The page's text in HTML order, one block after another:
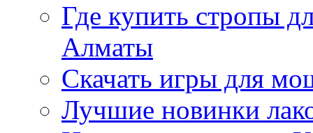
Где купить стропы
Алматы
Скачать игры для
Лучшие новинки